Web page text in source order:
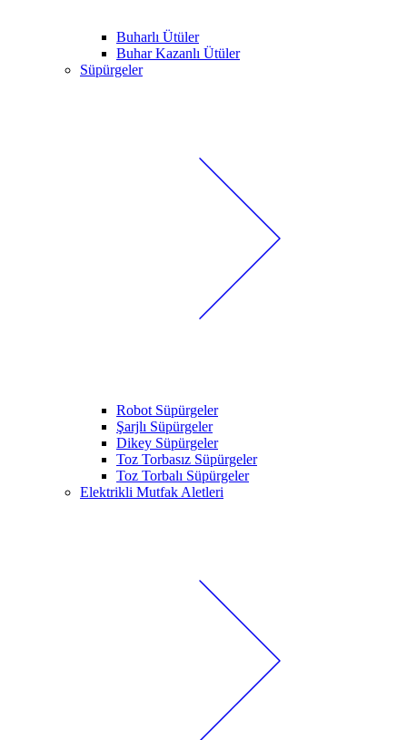
Buharlı Ütüler
Buhar Kazanlı Ütüler
Süpürgeler
Robot Süpürgeler
Şarjlı Süpürgeler
Dikey Süpürgeler
Toz Torbasız Süpürgeler
Toz Torbalı Süpürgeler
Elektrikli Mutfak Aletleri